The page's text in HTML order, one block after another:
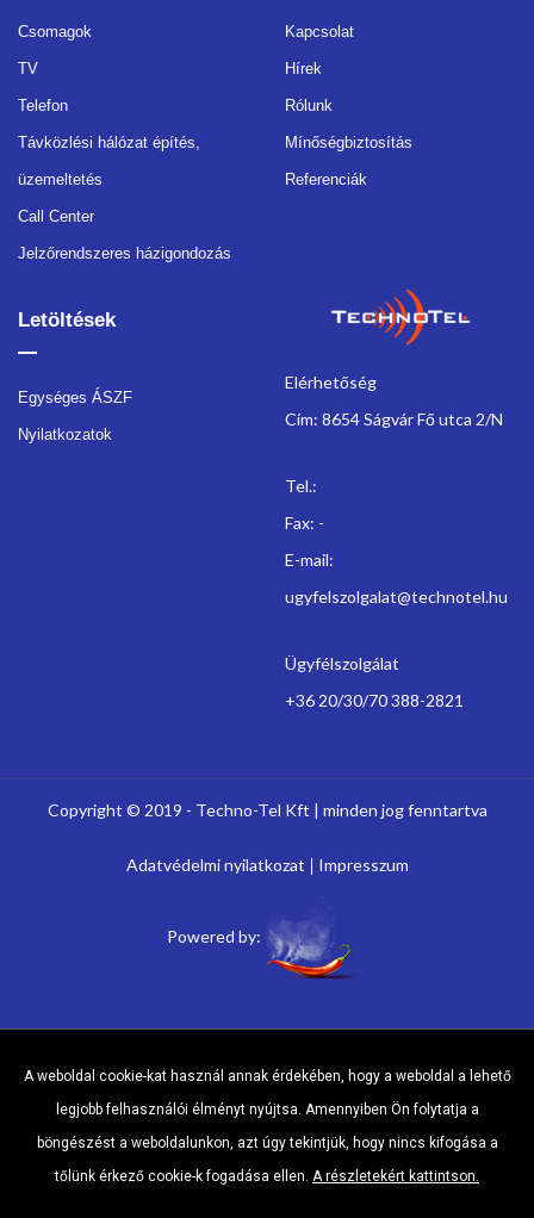
Csomagok
TV
Telefon
Távközlési hálózat építés,
üzemeltetés
Call Center
Jelzőrendszeres házigondozás
Kapcsolat
Hírek
Rólunk
Mínőségbiztosítás
Referenciák
Letöltések
Egységes ÁSZF
Nyilatkozatok
Elérhetőség
Cím: 8654 Ságvár Fő utca 2/N
Tel.:
Fax: -
E-mail:
ugyfelszolgalat@technotel.hu
Ügyfélszolgálat
+36 20/30/70 388-2821
Copyright © 2019 - Techno-Tel Kft | minden jog fenntartva
Adatvédelmi nyilatkozat Impresszum
Powered by:
A weboldal cookie-kat használ annak érdekében, hogy a weboldal a lehető
legjobb felhasználói élményt nyújtsa. Amennyiben Ön folytatja a
böngészést a weboldalunkon, azt úgy tekintjük, hogy nincs kifogása a
tőlünk érkező cookie-k fogadása ellen. A részletekért kattintson.